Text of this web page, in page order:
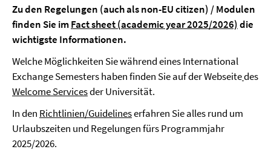
Zu den Regelungen (auch als non-EU citizen) / Modulen
finden Sie imFact sheet (academic year 2025/2026)die
wichtigste Informationen.
Welche Möglichkeiten Sie während eines International
Exchange Semesters haben finden Sie auf der Webseitedes
Welcome Servicesder Universität.
In den Richtlinien/Guidelineserfahren Sie alles rund um
Urlaubszeiten und Regelungen fürs Programmjahr
2025/2026.